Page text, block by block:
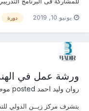
التدريب : هاجــــر
يونيو 10, 2019 دورة
ورشة عمل في
روان وليد احمد